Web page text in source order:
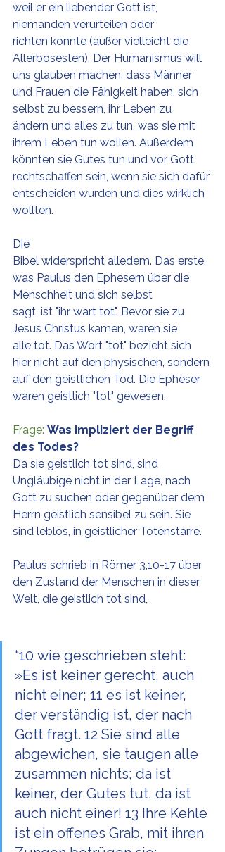
weil er ein liebender Gott ist,
niemanden verurteilen oder
richten könnte (außer vielleicht die
Allerbösesten). Der Humanismus will
uns glauben machen, dass Männer
und Frauen die Fähigkeit haben, sich
selbst zu bessern, ihr Leben zu
ändern und alles zu tun, was sie mit
ihrem Leben tun wollen. Außerdem
könnten sie Gutes tun und vor Gott
rechtschaffen sein, wenn sie sich dafür
entscheiden würden und dies wirklich
wollten.
Die
Bibel widerspricht alledem. Das erste,
was Paulus den Ephesern über die
Menschheit und sich selbst
sagt, ist "ihr wart tot". Bevor sie zu
Jesus Christus kamen, waren sie
alle tot. Das Wort "tot" bezieht sich
hier nicht auf den physischen, sondern
auf den geistlichen Tod. Die Epheser
waren geistlich "tot" gewesen.
Frage: Was impliziert der Begriff
des Todes?
Da sie geistlich tot sind, sind
Ungläubige nicht in der Lage, nach
Gott zu suchen oder gegenüber dem
Herrn geistlich sensibel zu sein. Sie
sind leblos, in geistlicher Totenstarre.
Paulus schrieb in Römer 3,10-17 über
den Zustand der Menschen in dieser
Welt, die geistlich tot sind,
“10 wie geschrieben steht:
»Es ist keiner gerecht, auch
nicht einer; 11 es ist keiner,
der verständig ist, der nach
Gott fragt. 12 Sie sind alle
abgewichen, sie taugen alle
zusammen nichts; da ist
keiner, der Gutes tut, da ist
auch nicht einer! 13 Ihre Kehle
ist ein offenes Grab, mit ihren